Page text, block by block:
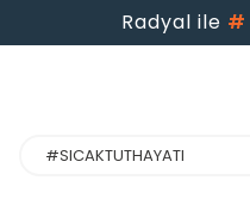
Radyal ile #